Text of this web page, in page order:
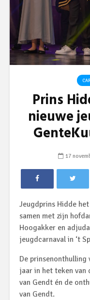
Prins
nieuwe
17
Jeugdprins Hidde
samen met zijn
Hoogakker en
jeugdcarnaval in ‘t
De prinsenonthulling
jaar in het teken van
van Gendt én de
van Gendt.